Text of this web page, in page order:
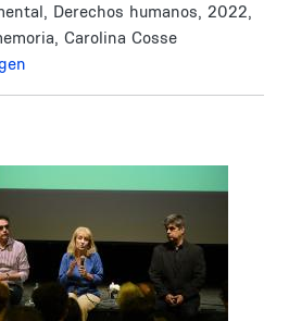
Derechos humanos, 2022,
Carolina Cosse